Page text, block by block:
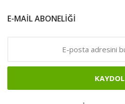
E-MAIL ABONELIĞI
KAYDOL